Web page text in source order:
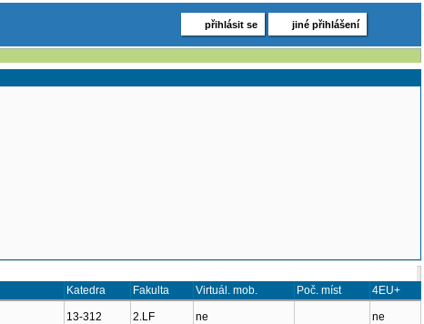
přihlásit se jiné přihlášení
Katedra Fakulta Virtuál. mob. Poč. míst 4EU+
13-312 2.LF ne ne